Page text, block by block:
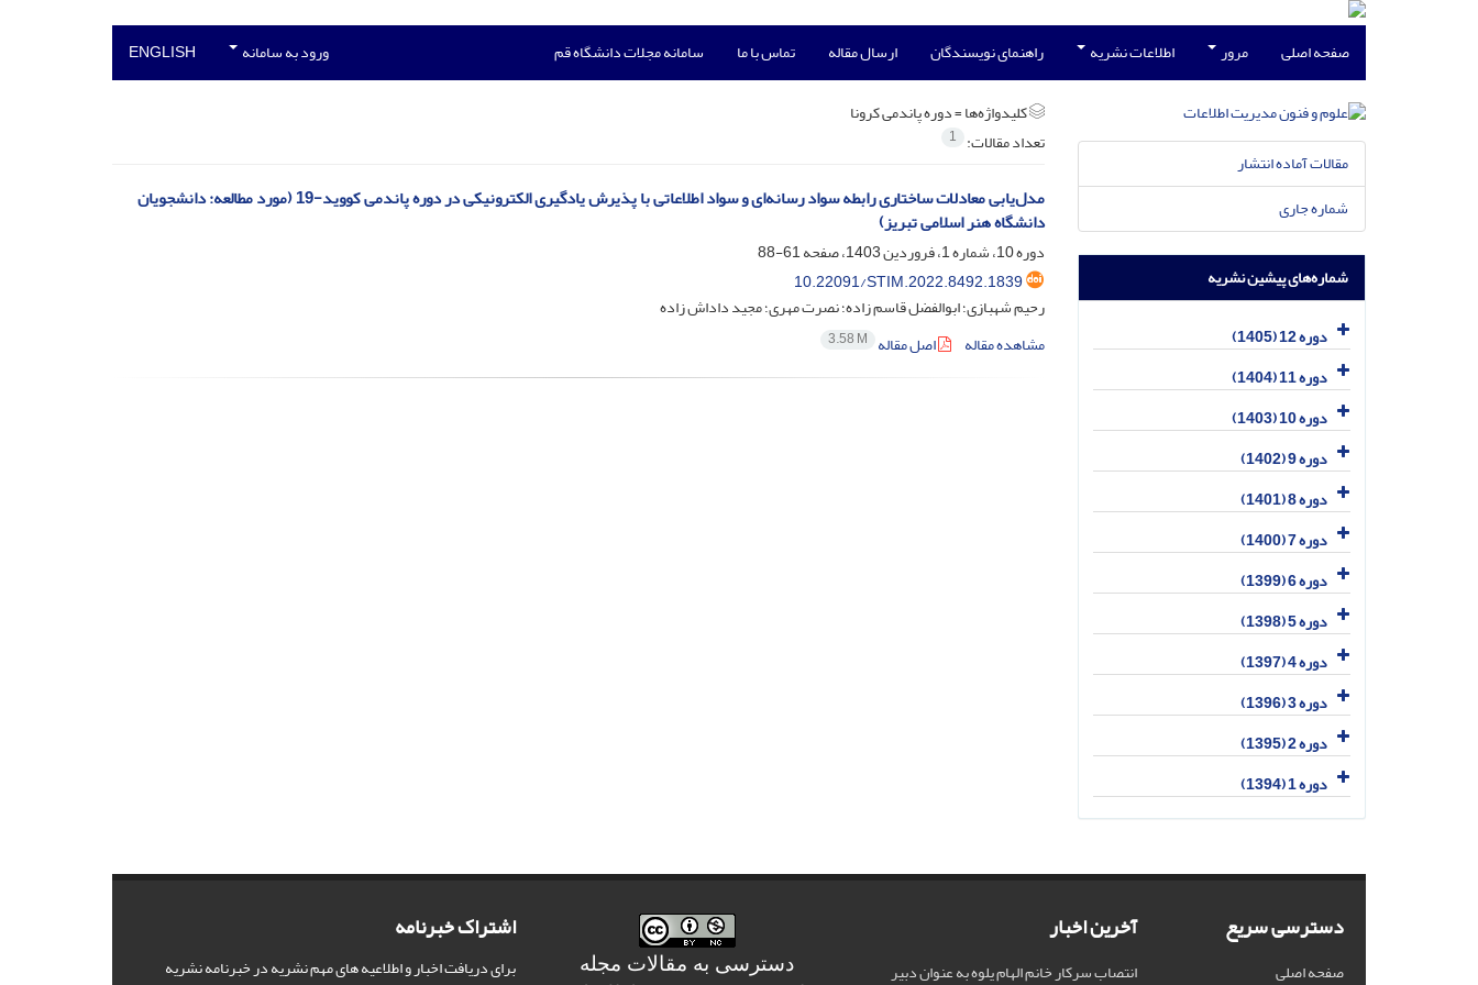
صفحه اصلی مرور اطلاعات نشریه راهنمای نویسندگان ارسال مقاله تماس با ما سامانه مجلات دانشگاه قم ورود به سامانه ENGLISH
کلیدواژه‌ها =دوره پاندمی کرونا
تعداد مقالات: 1
مدل‌یابی معادلات ساختاری رابطه سواد رسانه‌ای و سواد اطلاعاتی با پذیرش یادگیری الکترونیکی در دوره پاندمی کووید-19 (مورد مطالعه: دانشجویان
دانشگاه هنر اسلامی تبریز)
دوره 10، شماره 1، فروردین 1403، صفحه
61-88
10.22091/STIM.2022.8492.1839
رحیم شهبازی؛ ابوالفضل قاسم زاده؛ نصرت مهری؛ مجید داداش زاده
مشاهده مقاله
اصل مقاله 3.58 M
مقالات آماده انتشار
شماره جاری
شماره‌های پیشین نشریه
دوره 12 (1405)
دوره 11 (1404)
دوره 10 (1403)
دوره 9 (1402)
دوره 8 (1401)
دوره 7 (1400)
دوره 6 (1399)
دوره 5 (1398)
دوره 4 (1397)
دوره 3 (1396)
دوره 2 (1395)
دوره 1 (1394)
دسترسی سریع
صفحه اصلی
آخرین اخبار
انتصاب سرکار خانم الهام یلوه به عنوان دبیر
دسترسی به مقالات مجله
اشتراک خبرنامه
برای دریافت اخبار و اطلاعیه های مهم نشریه در خبرنامه نشریه